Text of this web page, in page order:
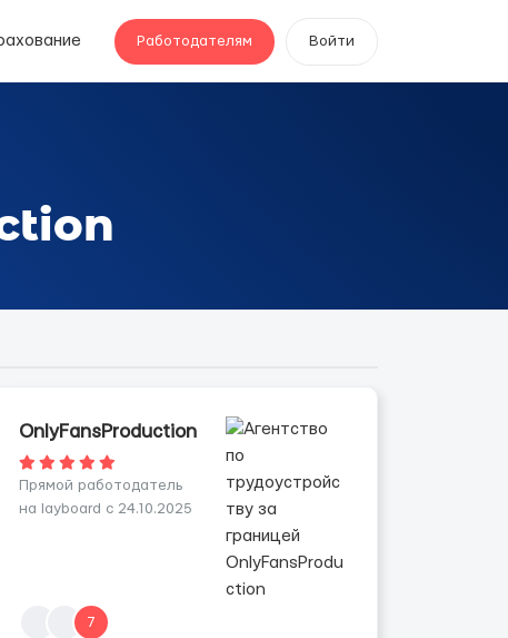
Работодателям Войти
OnlyFansProduction
Прямой работодатель
на layboard с 24.10.2025
7